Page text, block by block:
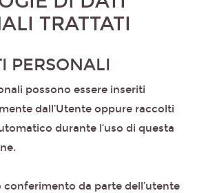
TRATTATI
PERSONALI
possono essere inseriti
dall’Utente oppure raccolti
durante l‘uso di questa
conferimento da parte dell’utente